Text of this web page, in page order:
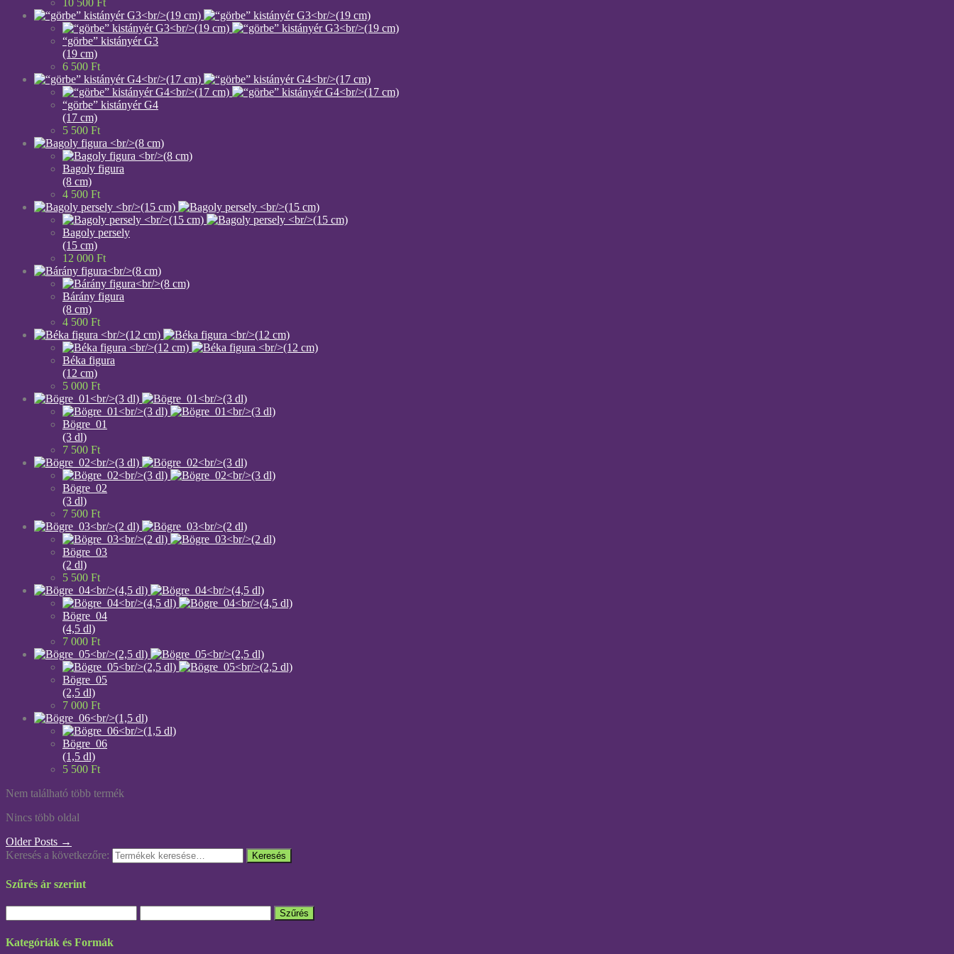
“görbe” kistányér G3
(19 cm)
6 500 Ft
“görbe” kistányér G4
(17 cm)
5 500 Ft
Bagoly figura
(8 cm)
4 500 Ft
Bagoly persely
(15 cm)
12 000 Ft
Bárány figura
(8 cm)
4 500 Ft
Béka figura
(12 cm)
5 000 Ft
Bögre_01
(3 dl)
7 500 Ft
Bögre_02
(3 dl)
7 500 Ft
Bögre_03
(2 dl)
5 500 Ft
Bögre_04
(4,5 dl)
7 000 Ft
Bögre_05
(2,5 dl)
7 000 Ft
Bögre_06
(1,5 dl)
5 500 Ft
Nem található több termék
Nincs több oldal
Older Posts →
Keresés a következőre:
Keresés
Szűrés ár szerint
Szűrés
Kategóriák és Formák